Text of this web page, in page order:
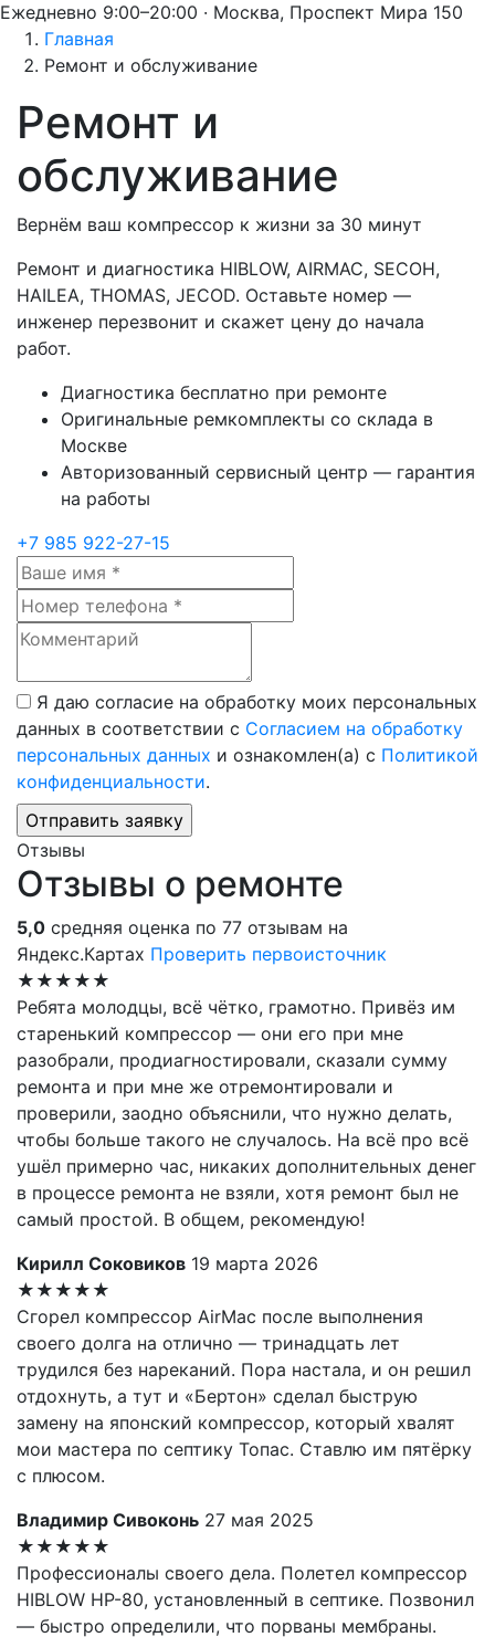
Ежедневно 9:00–20:00 · Москва, Проспект Мира 150
Главная
Ремонт и обслуживание
Ремонт и
обслуживание
Вернём ваш компрессор к жизни за 30 минут
Ремонт и диагностика HIBLOW, AIRMAC, SECOH,
HAILEA, THOMAS, JECOD. Оставьте номер —
инженер перезвонит и скажет цену до начала
работ.
Диагностика бесплатно при ремонте
Оригинальные ремкомплекты со склада в
Москве
Авторизованный сервисный центр — гарантия
на работы
+7 985 922-27-15
Я даю согласие на обработку моих персональных
данных в соответствии с Согласием на обработку
персональных данных и ознакомлен(а) с Политикой
конфиденциальности.
Отзывы
Отзывы о ремонте
5,0 средняя оценка по 77 отзывам на
Яндекс.Картах Проверить первоисточник
★★★★★
Ребята молодцы, всё чётко, грамотно. Привёз им
старенький компрессор — они его при мне
разобрали, продиагностировали, сказали сумму
ремонта и при мне же отремонтировали и
проверили, заодно объяснили, что нужно делать,
чтобы больше такого не случалось. На всё про всё
ушёл примерно час, никаких дополнительных денег
в процессе ремонта не взяли, хотя ремонт был не
самый простой. В общем, рекомендую!
Кирилл Соковиков 19 марта 2026
★★★★★
Сгорел компрессор AirMac после выполнения
своего долга на отлично — тринадцать лет
трудился без нареканий. Пора настала, и он решил
отдохнуть, а тут и «Бертон» сделал быструю
замену на японский компрессор, который хвалят
мои мастера по септику Топас. Ставлю им пятёрку
с плюсом.
Владимир Сивоконь 27 мая 2025
★★★★★
Профессионалы своего дела. Полетел компрессор
HIBLOW HP-80, установленный в септике. Позвонил
— быстро определили, что порваны мембраны.